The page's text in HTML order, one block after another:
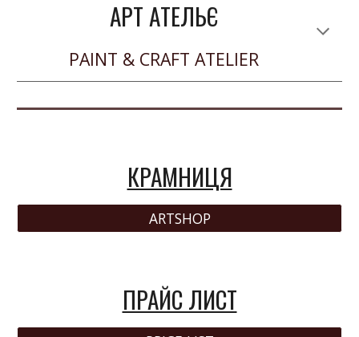
AРТ AТЕЛЬЄ
PAINT & CRAFT ATELIER
КРАМНИЦЯ
ARTSHOP
ПРАЙС ЛИСТ